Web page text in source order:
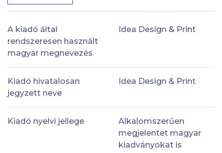
A kiadó által
rendszeresen használt
magyar megnevezés
Idea Design & Print
Kiadó hivatalosan
jegyzett neve
Idea Design & Print
Kiadó nyelvi jellege
Alkalomszerűen
megjelentet magyar
kiadványokat is